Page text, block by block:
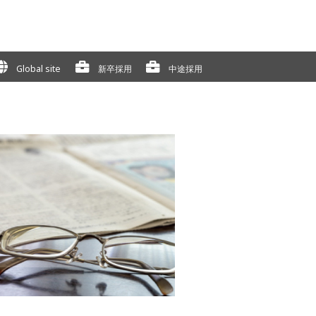
Global site 新卒採用 中途採用